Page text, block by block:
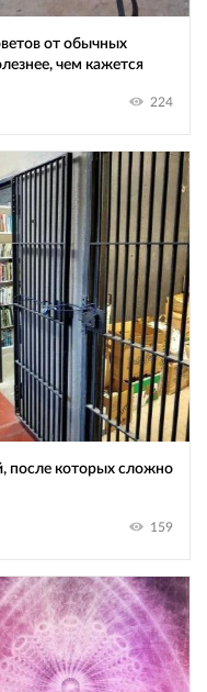
от обычных
чем кажется
224
после которых сложно
159